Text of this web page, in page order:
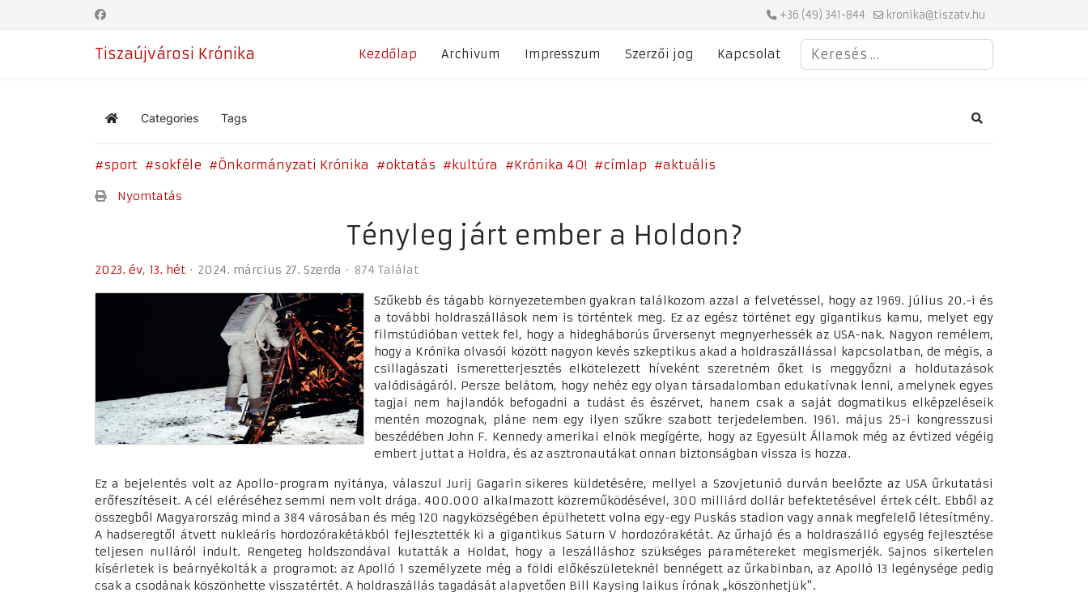
+36 (49) 341-844 kronika@tiszatv.hu
Tiszaújvárosi Krónika Kezdőlap Archivum Impresszum Szerzői jog Kapcsolat
Keresés
Home Categories Tags Search
sport sokféle Önkormányzati Krónika oktatás kultúra Krónika 40! címlap aktuális
Nyomtatás
Tényleg járt ember a Holdon?
2023. év 13. hét 2024. március 27. Szerda 874 Találat
Szűkebb és tágabb környezetemben gyakran találkozom azzal a felvetéssel, hogy az 1969. július 20.-i és
a további holdraszállások nem is történtek meg. Ez az egész történet egy gigantikus kamu, melyet egy
filmstúdióban vettek fel, hogy a hidegháborús űrversenyt megnyerhessék az USA-nak. Nagyon remélem,
hogy a Krónika olvasói között nagyon kevés szkeptikus akad a holdraszállással kapcsolatban, de mégis, a
csillagászati ismeretterjesztés elkötelezett híveként szeretném őket is meggyőzni a holdutazások
valódiságáról. Persze belátom, hogy nehéz egy olyan társadalomban edukatívnak lenni, amelynek egyes
tagjai nem hajlandók befogadni a tudást és észérvet, hanem csak a saját dogmatikus elképzeléseik
mentén mozognak, pláne nem egy ilyen szűkre szabott terjedelemben. 1961. május 25-i kongresszusi
beszédében John F. Kennedy amerikai elnök megígérte, hogy az Egyesült Államok még az évtized végéig
embert juttat a Holdra, és az asztronautákat onnan biztonságban vissza is hozza.
Ez a bejelentés volt az Apollo-program nyitánya, válaszul Jurij Gagarin sikeres küldetésére, mellyel a Szovjetunió durván beelőzte az USA űrkutatási
erőfeszítéseit. A cél eléréséhez semmi nem volt drága. 400.000 alkalmazott közreműködésével, 300 milliárd dollár befektetésével értek célt. Ebből az
összegből Magyarország mind a 384 városában és még 120 nagyközségében épülhetett volna egy-egy Puskás stadion vagy annak megfelelő létesítmény.
A hadseregtől átvett nukleáris hordozórakétákból fejlesztették ki a gigantikus Saturn V hordozórakétát. Az űrhajó és a holdraszálló egység fejlesztése
teljesen nulláról indult. Rengeteg holdszondával kutatták a Holdat, hogy a leszálláshoz szükséges paramétereket megismerjék. Sajnos sikertelen
kísérletek is beárnyékolták a programot: az Apolló 1 személyzete még a földi előkészületeknél bennégett az űrkabinban, az Apolló 13 legénysége pedig
csak a csodának köszönhette visszatértét. A holdraszállás tagadását alapvetően Bill Kaysing laikus írónak „köszönhetjük".